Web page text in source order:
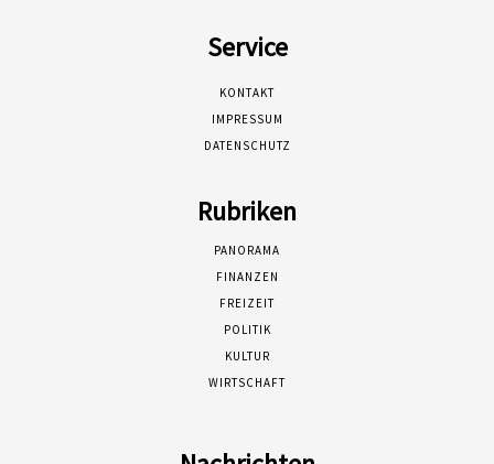
Service
KONTAKT
IMPRESSUM
DATENSCHUTZ
Rubriken
PANORAMA
FINANZEN
FREIZEIT
POLITIK
KULTUR
WIRTSCHAFT